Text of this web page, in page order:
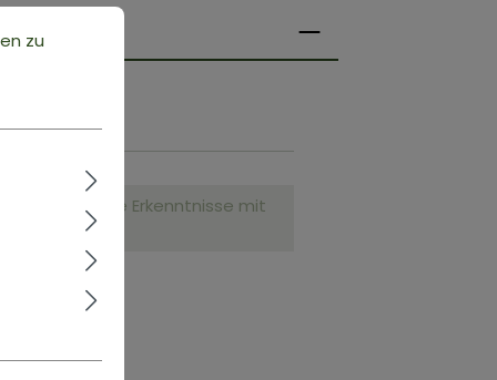
teile deine Erkenntnisse mit
zu